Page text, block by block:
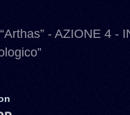
- AZIONE 4 -